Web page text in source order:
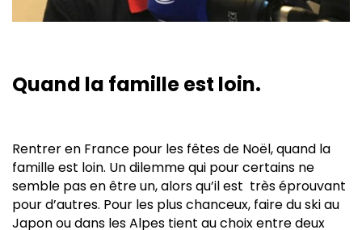
Quand la famille est loin.
Rentrer en France pour les fêtes de Noël, quand la
famille est loin. Un dilemme qui pour certains ne
semble pas en être un, alors qu’il est très éprouvant
pour d’autres. Pour les plus chanceux, faire du ski au
Japon ou dans les Alpes tient au choix entre deux